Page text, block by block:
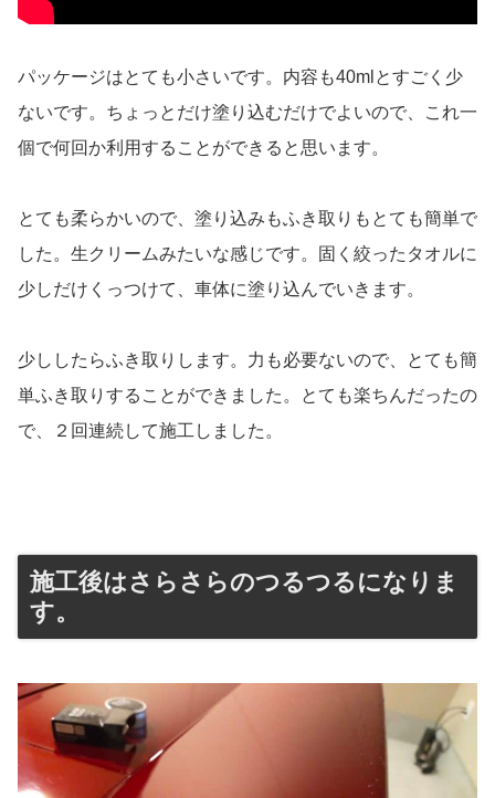
パッケージはとても小さいです。内容も40mlとすごく少
ないです。ちょっとだけ塗り込むだけでよいので、これ一
個で何回か利用することができると思います。
とても柔らかいので、塗り込みもふき取りもとても簡単で
した。生クリームみたいな感じです。固く絞ったタオルに
少しだけくっつけて、車体に塗り込んでいきます。
少ししたらふき取りします。力も必要ないので、とても簡
単ふき取りすることができました。とても楽ちんだったの
で、２回連続して施工しました。
施工後はさらさらのつるつるになりま
す。